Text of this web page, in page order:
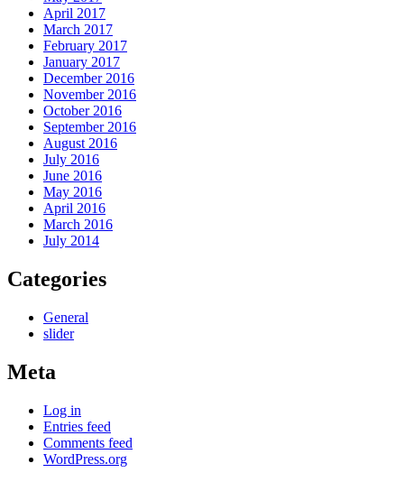
April 2017
March 2017
February 2017
January 2017
December 2016
November 2016
October 2016
September 2016
August 2016
July 2016
June 2016
May 2016
April 2016
March 2016
July 2014
Categories
General
slider
Meta
Log in
Entries feed
Comments feed
WordPress.org